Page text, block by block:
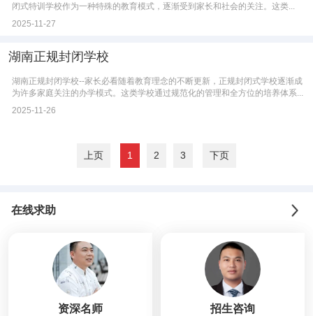
闭式特训学校作为一种特殊的教育模式，逐渐受到家长和社会的关注。这类...
2025-11-27
湖南正规封闭学校
湖南正规封闭学校--家长必看随着教育理念的不断更新，正规封闭式学校逐渐成
为许多家庭关注的办学模式。这类学校通过规范化的管理和全方位的培养体系...
2025-11-26
上页 1 2 3 下页
在线求助
资深名师 招生咨询